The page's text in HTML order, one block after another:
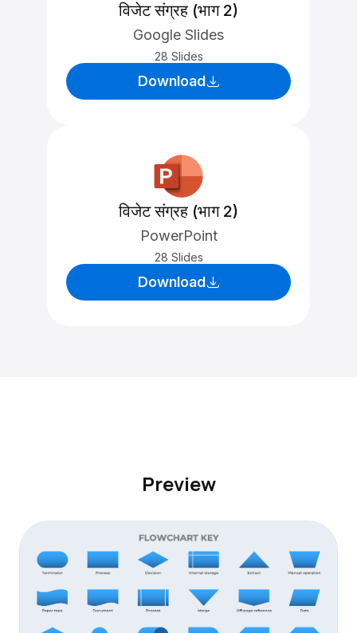
विजेट संग्रह (भाग 2)
Google Slides
28 Slides
Download
विजेट संग्रह (भाग 2)
PowerPoint
28 Slides
Download
Preview